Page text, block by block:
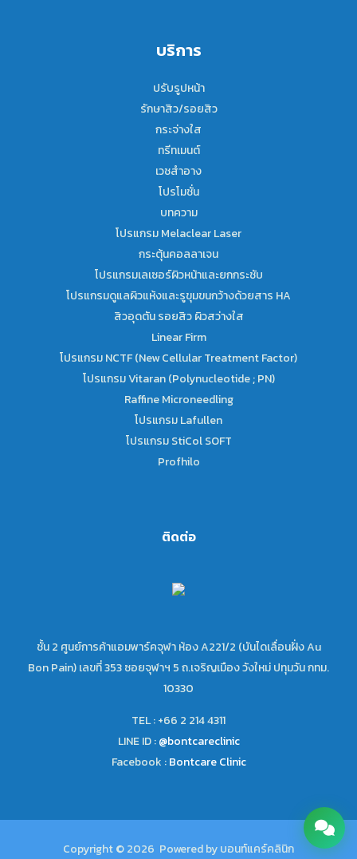
บริการ
ปรับรูปหน้า
รักษาสิว/รอยสิว
กระจ่างใส
ทรีทเมนต์
เวชสำอาง
โปรโมชั่น
บทความ
โปรแกรม Melaclear Laser
กระตุ้นคอลลาเจน
โปรแกรมเลเซอร์ผิวหน้าและยกกระชับ
โปรแกรมดูแลผิวแห้งและรูขุมขนกว้างด้วยสาร HA
สิวอุดตัน รอยสิว ผิวสว่างใส
Linear Firm
โปรแกรม NCTF (New Cellular Treatment Factor)
โปรแกรม Vitaran (Polynucleotide ; PN)
Raffine Microneedling
โปรแกรม Lafullen
โปรแกรม StiCol SOFT
Profhilo
ติดต่อ
ชั้น 2 ศูนย์การค้าแอมพาร์คจุฬา ห้อง A221/2 (บันไดเลื่อนฝั่ง Au
Bon Pain) เลขที่ 353 ซอยจุฬาฯ 5 ถ.เจริญเมือง วังใหม่ ปทุมวัน กทม.
10330
TEL : +66 2 214 4311
LINE ID :@bontcareclinic
Facebook :Bontcare Clinic
Copyright © 2026 Powered by บอนท์แคร์คลินิก